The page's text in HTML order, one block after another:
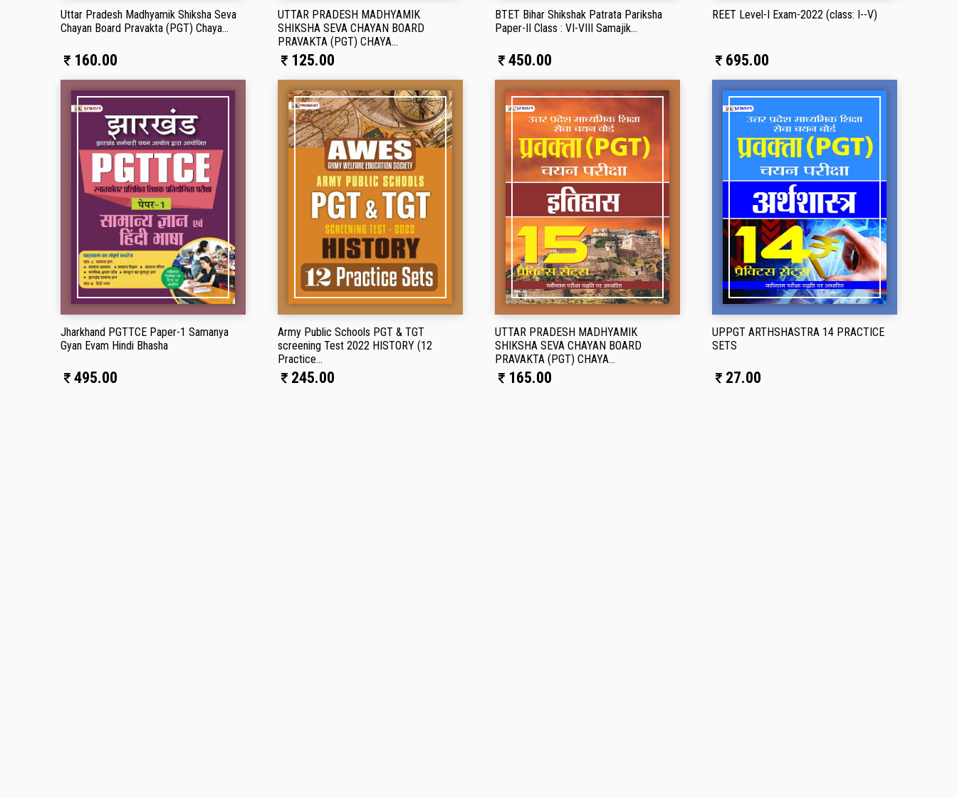
Uttar Pradesh Madhyamik Shiksha Seva
Chayan Board Pravakta (PGT) Chaya...
160.00
UTTAR PRADESH MADHYAMIK
SHIKSHA SEVA CHAYAN BOARD
PRAVAKTA (PGT) CHAYA...
125.00
BTET Bihar Shikshak Patrata Pariksha
Paper-II Class : VI-VIII Samajik...
450.00
REET Level-I Exam-2022 (class: I--V)
695.00
Jharkhand PGTTCE Paper-1 Samanya
Gyan Evam Hindi Bhasha
495.00
Army Public Schools PGT & TGT
screening Test 2022 HISTORY (12
Practice...
245.00
UTTAR PRADESH MADHYAMIK
SHIKSHA SEVA CHAYAN BOARD
PRAVAKTA (PGT) CHAYA...
165.00
UPPGT ARTHSHASTRA 14 PRACTICE
SETS
27.00